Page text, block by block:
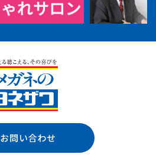
お問い合わせ